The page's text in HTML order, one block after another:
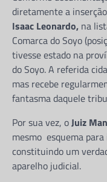
diretamente a
Isaac Leonardo, na
Comarca do Soyo
tivesse estado na
do Soyo. A referida
mas recebe
fantasma daquele
Por sua vez, oJuiz
mesmo esquema
constituindo um
aparelho judicial.